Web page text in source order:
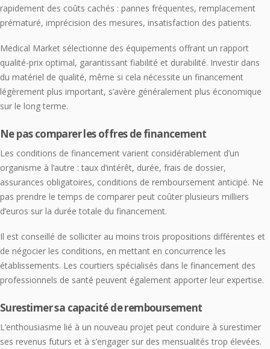
rapidement des coûts cachés : pannes fréquentes, remplacement
prématuré, imprécision des mesures, insatisfaction des patients.
Medical Market sélectionne des équipements offrant un rapport
qualité-prix optimal, garantissant fiabilité et durabilité. Investir dans
du matériel de qualité, même si cela nécessite un financement
légèrement plus important, s’avère généralement plus économique
sur le long terme.
Ne pas comparer les offres de financement
Les conditions de financement varient considérablement d’un
organisme à l’autre : taux d’intérêt, durée, frais de dossier,
assurances obligatoires, conditions de remboursement anticipé. Ne
pas prendre le temps de comparer peut coûter plusieurs milliers
d’euros sur la durée totale du financement.
Il est conseillé de solliciter au moins trois propositions différentes et
de négocier les conditions, en mettant en concurrence les
établissements. Les courtiers spécialisés dans le financement des
professionnels de santé peuvent également apporter leur expertise.
Surestimer sa capacité de remboursement
L’enthousiasme lié à un nouveau projet peut conduire à surestimer
ses revenus futurs et à s’engager sur des mensualités trop élevées.